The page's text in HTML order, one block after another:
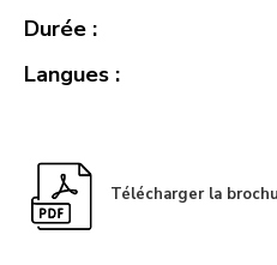
Durée :
Langues :
Télécharger la